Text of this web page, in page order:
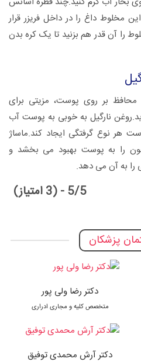
مخلوط داغ را در داخل فریزر قرار
را آن قدر هم بزنید تا یک کره بدن
محافظ بر روی پوست، مزیتی برای
نارگیل به خوبی به پوست آب
هر نوع گرفتگی ایجاد کند.ماساژ
خون را به پوست بهبود می بخشد و
به آن می دهد.
5/5 - (3 امتیاز)
پزشکان
دکتر رضا ولی پور
متخصص کلیه و مجاری ادراری
دکتر آرش محمدی توفیق